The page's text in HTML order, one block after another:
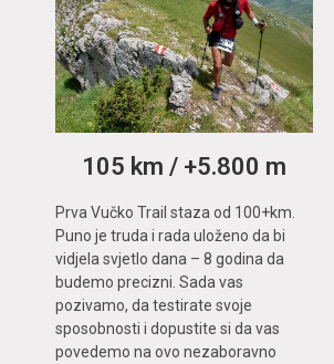
105 km / +5.800 m
Prva Vučko Trail staza od 100+km.
Puno je truda i rada uloženo da bi
vidjela svjetlo dana – 8 godina da
budemo precizni. Sada vas
pozivamo, da testirate svoje
sposobnosti i dopustite si da vas
povedemo na ovo nezaboravno